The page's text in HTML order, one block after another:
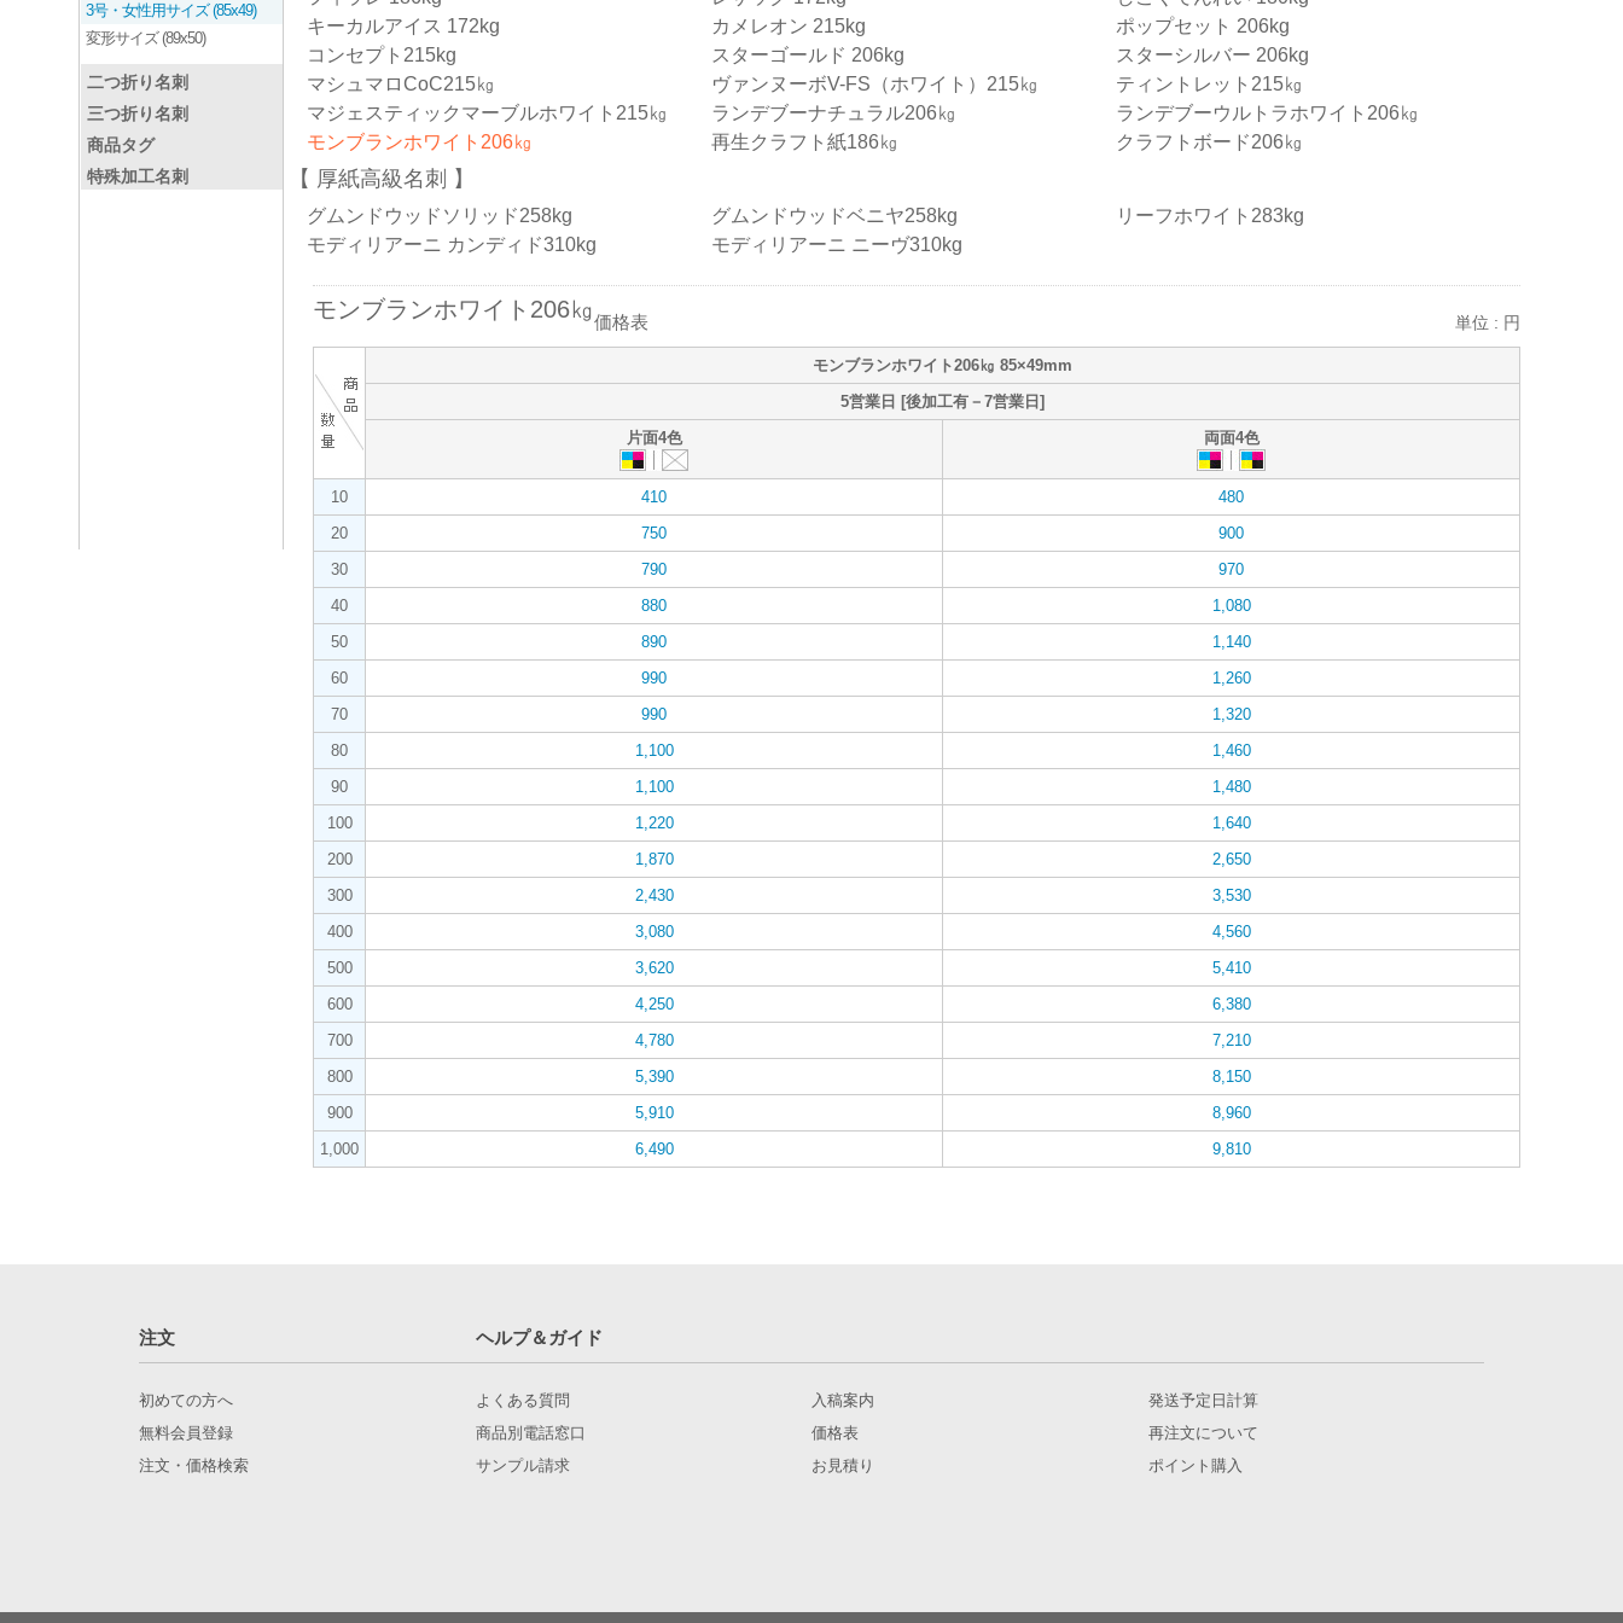
3号・女性用サイズ (85x49)
変形サイズ (89x50)
二つ折り名刺
三つ折り名刺
商品タグ
特殊加工名刺
キーカルアイス 172kg
カメレオン 215kg
ポップセット 206kg
コンセプト215kg
スターゴールド 206kg
スターシルバー 206kg
マシュマロCoC215㎏
ヴァンヌーボV-FS（ホワイト）215㎏
ティントレット215㎏
マジェスティックマーブルホワイト215㎏
ランデブーナチュラル206㎏
ランデブーウルトラホワイト206㎏
モンブランホワイト206㎏
再生クラフト紙186㎏ クラフトボード206㎏
厚紙高級名刺
グムンドウッドソリッド258kg グムンドウッドベニヤ258kg
リーフホワイト283kg
モディリアーニ カンディド310kg
モディリアーニ ニーヴ310kg
モンブランホワイト206㎏価格表 単位 : 円
モンブランホワイト206㎏ 85×49mm
5営業日 [後加工有－7営業日]
片面4色
両面4色
10 410
480
20
750
900
30
790
970
40
880
1,080
50
890
1,140
60
990
1,260
70
990
1,320
80
1,100
1,460
90
1,100
1,480
100
1,220
1,640
200
1,870
2,650
300
2,430
3,530
400
3,080
4,560
500
3,620
5,410
600
4,250
6,380
700
4,780
7,210
800
5,390
8,150
900
5,910
8,960
1,000
6,490 9,810
注文 ヘルプ＆ガイド
初めての方へ
無料会員登録
注文・価格検索
よくある質問
商品別電話窓口
サンプル請求
入稿案内
価格表
お見積り
発送予定日計算
再注文について
ポイント購入